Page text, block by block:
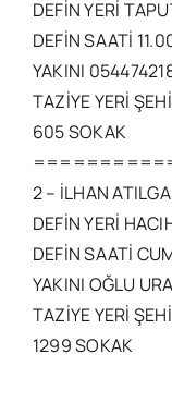
DEFİN YERİ
DEFİN SAATİ
YAKINI
TAZİYE YERİ
605 SOKAK
2 – İLHAN
DEFİN YERİ
DEFİN SAATİ
YAKINI OĞLU
TAZİYE YERİ
1299 SOKAK